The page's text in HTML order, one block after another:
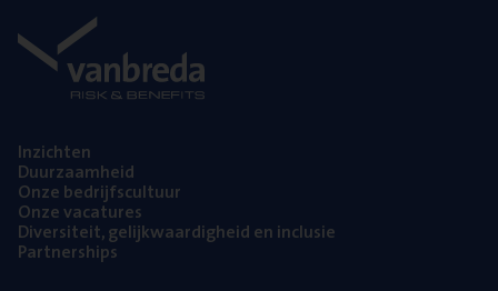
Inzich­ten
Duur­zaam­heid
Onze bedrijfs­cul­tuur
Onze vaca­tu­res
Diver­si­teit, gelijk­waar­dig­heid en inclusie
Part­ner­ships